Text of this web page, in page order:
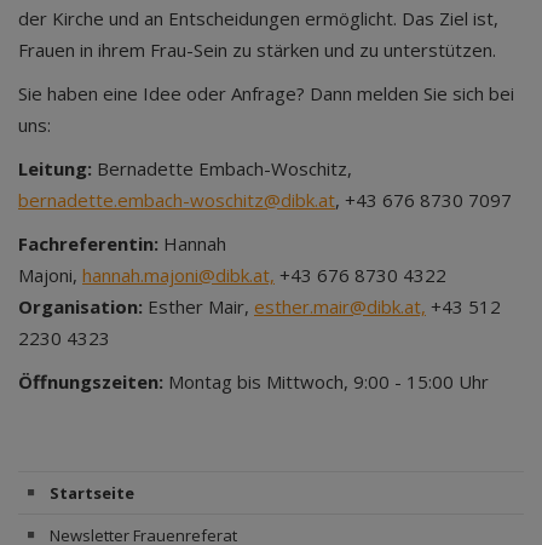
der Kirche und an Entscheidungen ermöglicht. Das Ziel ist,
Frauen in ihrem Frau-Sein zu stärken und zu unterstützen.
Sie haben eine Idee oder Anfrage? Dann melden Sie sich bei
uns:
Leitung: Bernadette Embach-Woschitz,
bernadette.embach-woschitz@dibk.at, +43 676 8730 7097
Fachreferentin: Hannah
Majoni, hannah.majoni@dibk.at, +43 676 8730 4322
Organisation: Esther Mair, esther.mair@dibk.at, +43 512
2230 4323
Öffnungszeiten: Montag bis Mittwoch, 9:00 - 15:00 Uhr
Startseite
Newsletter Frauenreferat